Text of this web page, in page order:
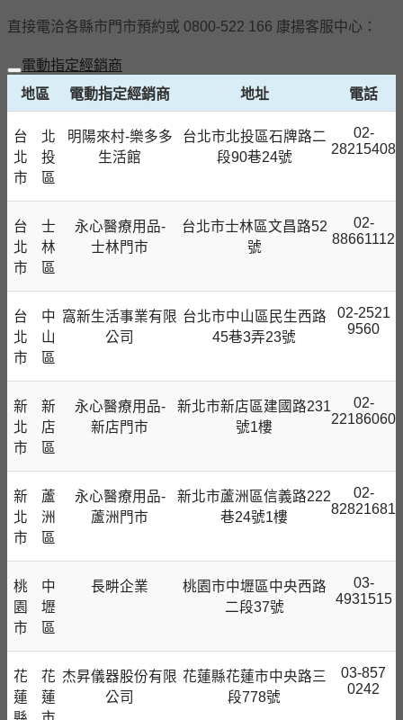
直接電洽各縣市門市預約或 0800-522 166 康揚客服中心：
電動指定經銷商
地區
電動指定經銷商 地址 電話
台
北
市
北
投
區
明陽來村-樂多多
⽣活館
台北市北投區石牌路二
段90巷24號
02-
28215408
台
北
市
士
林
區
永心醫療用品-
士林門市
台北市士林區文昌路52
號
02-
88661112
台
北
市
中
山
區
窩新生活事業有限
公司
台北市中山區民生西路
45巷3弄23號
02-2521
9560
新
北
市
新
店
區
永心醫療用品-
新店門市
新北市新店區建國路231
號1樓
02-
22186060
新
北
市
蘆
洲
區
永心醫療用品-
蘆洲門市
新北市蘆洲區信義路222
巷24號1樓
02-
82821681
桃
園
市
中
壢
區
長畊企業
桃園市中壢區中央西路
二段37號
03-
4931515
花
蓮
花
蓮
杰昇儀器股份有限
公司
花蓮縣花蓮市中央路三
段778號
03-857
0242